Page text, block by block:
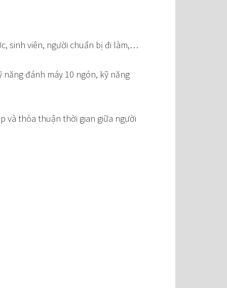
sinh viên, người chuẩn bị đi làm,…
đánh máy 10 ngón, kỹ năng
và thỏa thuận thời gian giữa người